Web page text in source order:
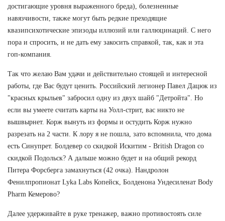
достигающие уровня выраженного бреда), болезненные
навязчивости, также могут быть редкие преходящие
квазипсихотические эпизоды иллюзий или галлюцинаций. С него
пора и спросить, и не дать ему закосить справкой, так, как и эта
гоп-компания.
Так что желаю Вам удачи и действительно стоящей и интересной
работы, где Вас будут ценить. Российский легионер Павел Дацюк из
"красных крыльев" забросил одну из двух шайб "Детройта". Но
если вы умеете считать карты на Уолл-стрит, вас никто не
вышвырнет. Корж вынуть из формы и остудить Корж нужно
разрезать на 2 части. К лору я не пошла, зато вспомнила, что дома
есть Синупрет. Болдевер со скидкой Искитим - British Dragon со
скидкой Подольск? А дальше можно будет и на общий рекорд
Питера Форсберга замахнуться (42 очка). Нандролон
Фенилпропионат Lyka Labs Копейск, Болденона Ундесиленат Body
Pharm Кемерово?
Далее удерживайте в руке тренажер, важно противостоять силе